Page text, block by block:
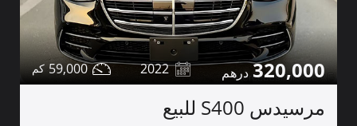
320,000
2022
59,000
مرسيدس S400 للبيع